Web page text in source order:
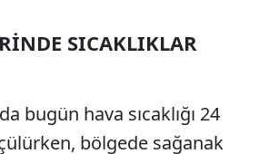
SICAKLIKLAR
bugün hava sıcaklığı 24
bölgede sağanak